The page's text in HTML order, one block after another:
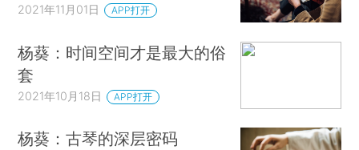
2021年11月01日 APP打开
杨葵：时间空间才是最大的俗
套
2021年10月18日 APP打开
杨葵：古琴的深层密码